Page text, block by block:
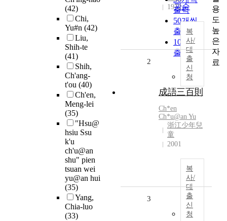
(42)
Chi,
Yu#n (42)
Liu,
Shih-te
(41)
Shih,
Ch'ang-
t'ou (40)
Ch'en,
Meng-lei
(35)
"Hsu@
hsiu Ssu
k'u
ch'u@an
shu" pien
tsuan wei
yu@an hui
(35)
Yang,
Chia-luo
(33)
관순
출력
50개씩
출력
100개씩
출력
1972
복
사/
대
출
신
청
2
成語三百則
Ch*en
Ch*u@an Yu
浙江少年兒
童
2001
복
사/
대
출
신
청
3
용
도
높
은
자
료